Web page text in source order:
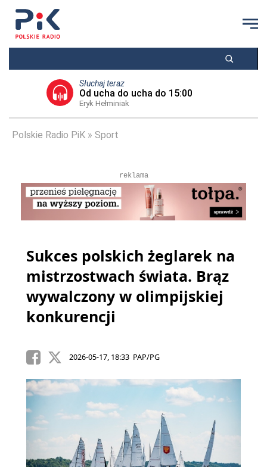
Słuchaj teraz
Od ucha do ucha do 15:00
Eryk Hełminiak
Polskie Radio PiK Sport
reklama
Sukces polskich żeglarek na
mistrzostwach świata. Brąz
wywalczony w olimpijskiej
konkurencji
2026-05-17, 18:33 PAP/PG